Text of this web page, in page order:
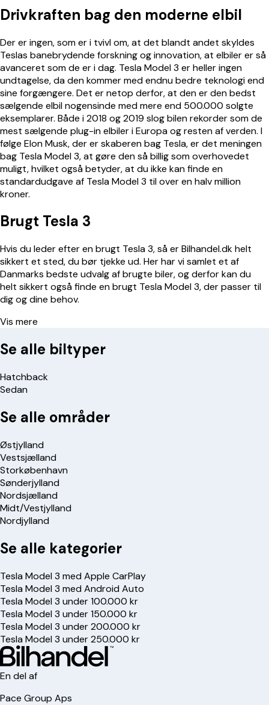
Drivkraften bag den moderne elbil
Der er ingen, som er i tvivl om, at det blandt andet skyldes
Teslas banebrydende forskning og innovation, at elbiler er så
avanceret som de er i dag. Tesla Model 3 er heller ingen
undtagelse, da den kommer med endnu bedre teknologi end
sine forgængere. Det er netop derfor, at den er den bedst
sælgende elbil nogensinde med mere end 500.000 solgte
eksemplarer. Både i 2018 og 2019 slog bilen rekorder som de
mest sælgende plug-in elbiler i Europa og resten af verden. I
følge Elon Musk, der er skaberen bag Tesla, er det meningen
bag Tesla Model 3, at gøre den så billig som overhovedet
muligt, hvilket også betyder, at du ikke kan finde en
standardudgave af Tesla Model 3 til over en halv million
kroner.
Brugt Tesla 3
Hvis du leder efter en brugt Tesla 3, så er Bilhandel.dk helt
sikkert et sted, du bør tjekke ud. Her har vi samlet et af
Danmarks bedste udvalg af brugte biler, og derfor kan du
helt sikkert også finde en brugt Tesla Model 3, der passer til
dig og dine behov.
Vis mere
Se alle biltyper
Hatchback
Sedan
Se alle områder
Østjylland
Vestsjælland
Storkøbenhavn
Sønderjylland
Nordsjælland
Midt/Vestjylland
Nordjylland
Se alle kategorier
Tesla Model 3 med Apple CarPlay
Tesla Model 3 med Android Auto
Tesla Model 3 under 100.000 kr
Tesla Model 3 under 150.000 kr
Tesla Model 3 under 200.000 kr
Tesla Model 3 under 250.000 kr
En del af
Pace Group Aps